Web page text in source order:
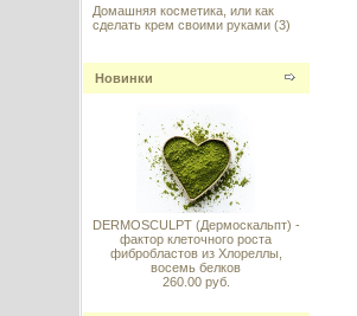
Испания
---------
Vitamin E (Витамин E
стабильный) DL–alpha
Tocopheryl Acetate 98%
Домашняя косметика, или как
сделать крем своими руками(3)
Новинки
DERMOSCULPT (Дермоскальпт) -
фактор клеточного роста
фибробластов из Хлореллы,
восемь белков
260.00 руб.